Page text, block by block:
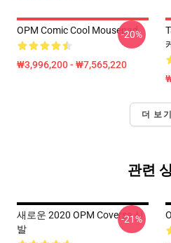
OPM Comic Cool Mousepad
₩3,996,200 - ₩7,565,220
-20%
더 보기
관련
새로운 2020 OPM Coverse 신
발
-21%